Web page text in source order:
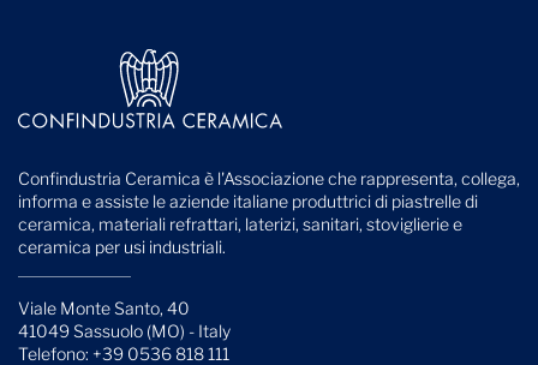
Confindustria Ceramica è l'Associazione che rappresenta, collega,
informa e assiste le aziende italiane produttrici di piastrelle di
ceramica, materiali refrattari, laterizi, sanitari, stoviglierie e
ceramica per usi industriali.
Viale Monte Santo, 40
41049 Sassuolo (MO) - Italy
Telefono: +39 0536 818 111